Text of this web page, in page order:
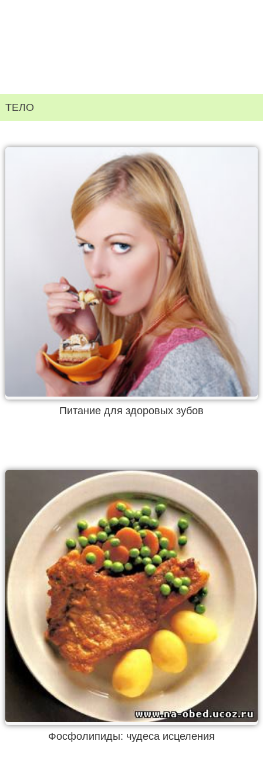
ТЕЛО
Питание для здоровых зубов
Фосфолипиды: чудеса исцеления